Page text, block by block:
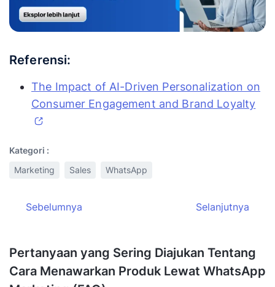
Referensi:
The Impact of AI-Driven Personalization on
Consumer Engagement and Brand Loyalty
Kategori :
Marketing
Sales WhatsApp
Sebelumnya Selanjutnya
Pertanyaan yang Sering Diajukan Tentang
Cara Menawarkan Produk Lewat WhatsApp